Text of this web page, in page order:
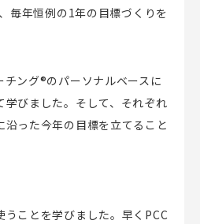
毎年恒例の1年の目標づくりを
ング®のパーソナルベースに
学びました。そして、それぞれ
った今年の目標を立てること
ことを学びました。早くPCC